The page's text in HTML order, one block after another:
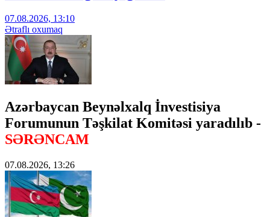
07.08.2026, 13:10
Ətraflı oxumaq
Azərbaycan Beynəlxalq İnvestisiya
Forumunun Təşkilat Komitəsi yaradılıb -
SƏRƏNCAM
07.08.2026, 13:26